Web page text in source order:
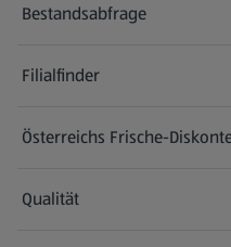
Bestandsabfrage
(öffnet in einem neuen Tab)
Filialfinder
Österreichs Frische-
Qualität